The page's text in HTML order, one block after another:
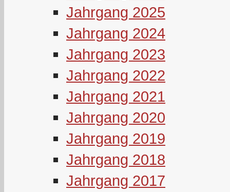
Jahrgang 2025
Jahrgang 2024
Jahrgang 2023
Jahrgang 2022
Jahrgang 2021
Jahrgang 2020
Jahrgang 2019
Jahrgang 2018
Jahrgang 2017